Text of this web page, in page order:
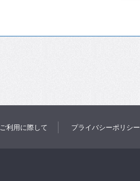
ご利用に際して プライバシーポリシー